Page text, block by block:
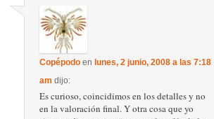
Copépodo enlunes, 2 junio, 2008 a las 7:18
am dijo:
Es curioso, coincidimos en los detalles y no
en la valoración final. Y otra cosa que yo